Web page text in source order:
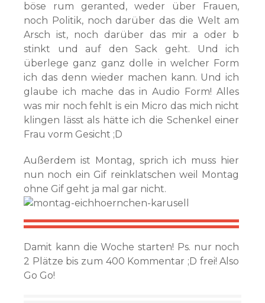
böse rum geranted, weder über Frauen,
noch Politik, noch darüber das die Welt am
Arsch ist, noch darüber das mir a oder b
stinkt und auf den Sack geht. Und ich
überlege ganz ganz dolle in welcher Form
ich das denn wieder machen kann. Und ich
glaube ich mache das in Audio Form! Alles
was mir noch fehlt is ein Micro das mich nicht
klingen lässt als hätte ich die Schenkel einer
Frau vorm Gesicht ;D
Außerdem ist Montag, sprich ich muss hier
nun noch ein Gif reinklatschen weil Montag
ohne Gif geht ja mal gar nicht.
Damit kann die Woche starten! Ps. nur noch
2 Plätze bis zum 400 Kommentar ;D frei! Also
Go Go!